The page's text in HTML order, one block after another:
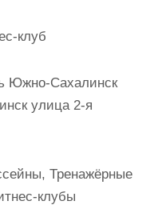
клуб
Южно-Сахалинск
улица 2-я
Тренажёрные
клубы